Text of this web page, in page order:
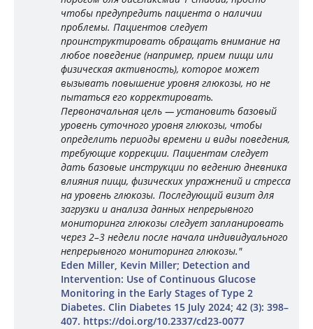
чтобы предупредить пациента о наличии
проблемы. Пациентов следует
проинструктировать обращать внимание на
любое поведение (например, прием пищи или
физическая активность), которое может
вызывать повышение уровня глюкозы, но не
пытаться его корректировать.
Первоначальная цель — установить базовый
уровень суточного уровня глюкозы, чтобы
определить периоды времени и виды поведения,
требующие коррекции. Пациентам следует
дать базовые инструкции по ведению дневника
влияния пищи, физических упражнений и стресса
на уровень глюкозы. Последующий визит для
загрузки и анализа данных непрерывного
мониторинга глюкозы следует запланировать
через 2–3 недели после начала индивидуального
непрерывного мониторинга глюкозы."
Eden Miller, Kevin Miller; Detection and
Intervention: Use of Continuous Glucose
Monitoring in the Early Stages of Type 2
Diabetes. Clin Diabetes 15 July 2024; 42 (3): 398–
407. https://doi.org/10.2337/cd23-0077